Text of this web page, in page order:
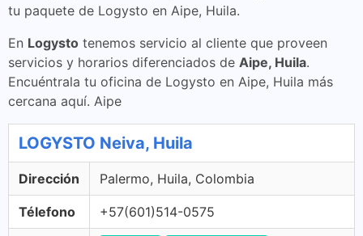
tu paquete de Logysto en Aipe, Huila.
En Logysto tenemos servicio al cliente que proveen
servicios y horarios diferenciados de Aipe, Huila.
Encuéntrala tu oficina de Logysto en Aipe, Huila más
cercana aquí. Aipe
LOGYSTO Neiva, Huila
Dirección Palermo, Huila, Colombia
Télefono +57(601)514-0575